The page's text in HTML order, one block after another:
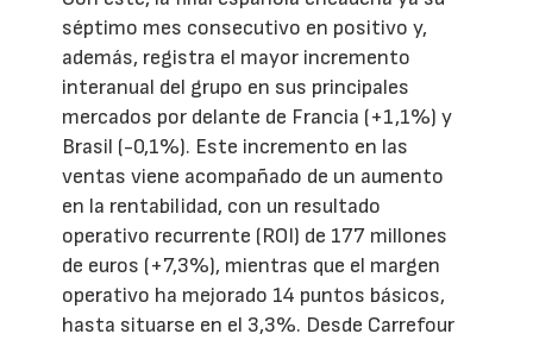
séptimo mes consecutivo en positivo y,
además, registra el mayor incremento
interanual del grupo en sus principales
mercados por delante de Francia (+1,1%) y
Brasil (-0,1%). Este incremento en las
ventas viene acompañado de un aumento
en la rentabilidad, con un resultado
operativo recurrente (ROI) de 177 millones
de euros (+7,3%), mientras que el margen
operativo ha mejorado 14 puntos básicos,
hasta situarse en el 3,3%. Desde Carrefour